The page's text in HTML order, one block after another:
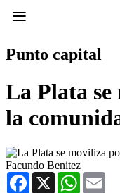
≡
Punto capital
La Plata
la
Facundo Benitez
Facebook
X